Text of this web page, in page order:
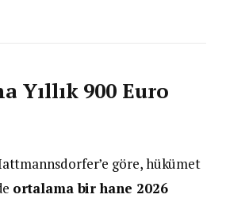
Yıllık 900 Euro
göre, hükümet
ortalama bir hane 2026